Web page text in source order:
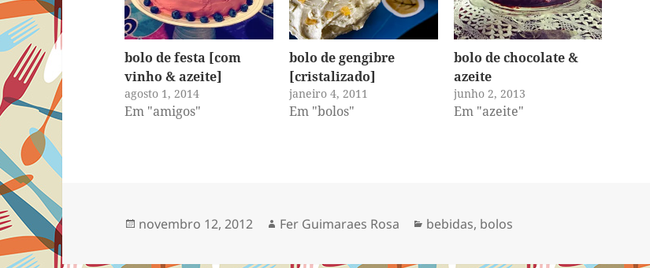
bolo de festa [com
vinho & azeite]
agosto 1, 2014
Em "amigos"
bolo de gengibre
[cristalizado]
janeiro 4, 2011
Em "bolos"
bolo de chocolate &
azeite
junho 2, 2013
Em "azeite"
Publicado
novembro 12, 2012 Autor
Fer Guimaraes Rosa Categorias
bebidas, bolos